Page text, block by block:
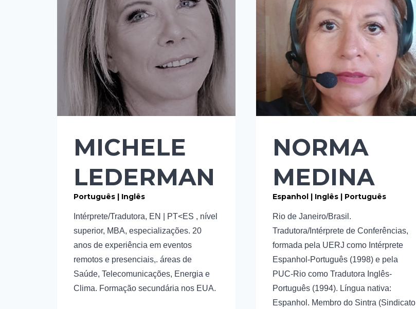
MICHELE
LEDERMAN
Português | Inglês
Intérprete/Tradutora, EN | PT<ES , nível
superior, MBA, especializações. 20
anos de experiência em eventos
remotos e presenciais,. áreas de
Saúde, Telecomunicações, Energia e
Clima. Formação secundária nos EUA.
NORMA
MEDINA
Espanhol | Inglês | Português
Rio de Janeiro/Brasil.
Tradutora/Intérprete de Conferências,
formada pela UERJ como Intérprete
Espanhol-Português (1998) e pela
PUC-Rio como Tradutora Inglês-
Português (1994). Língua nativa:
Espanhol. Membro do Sintra (Sindicato